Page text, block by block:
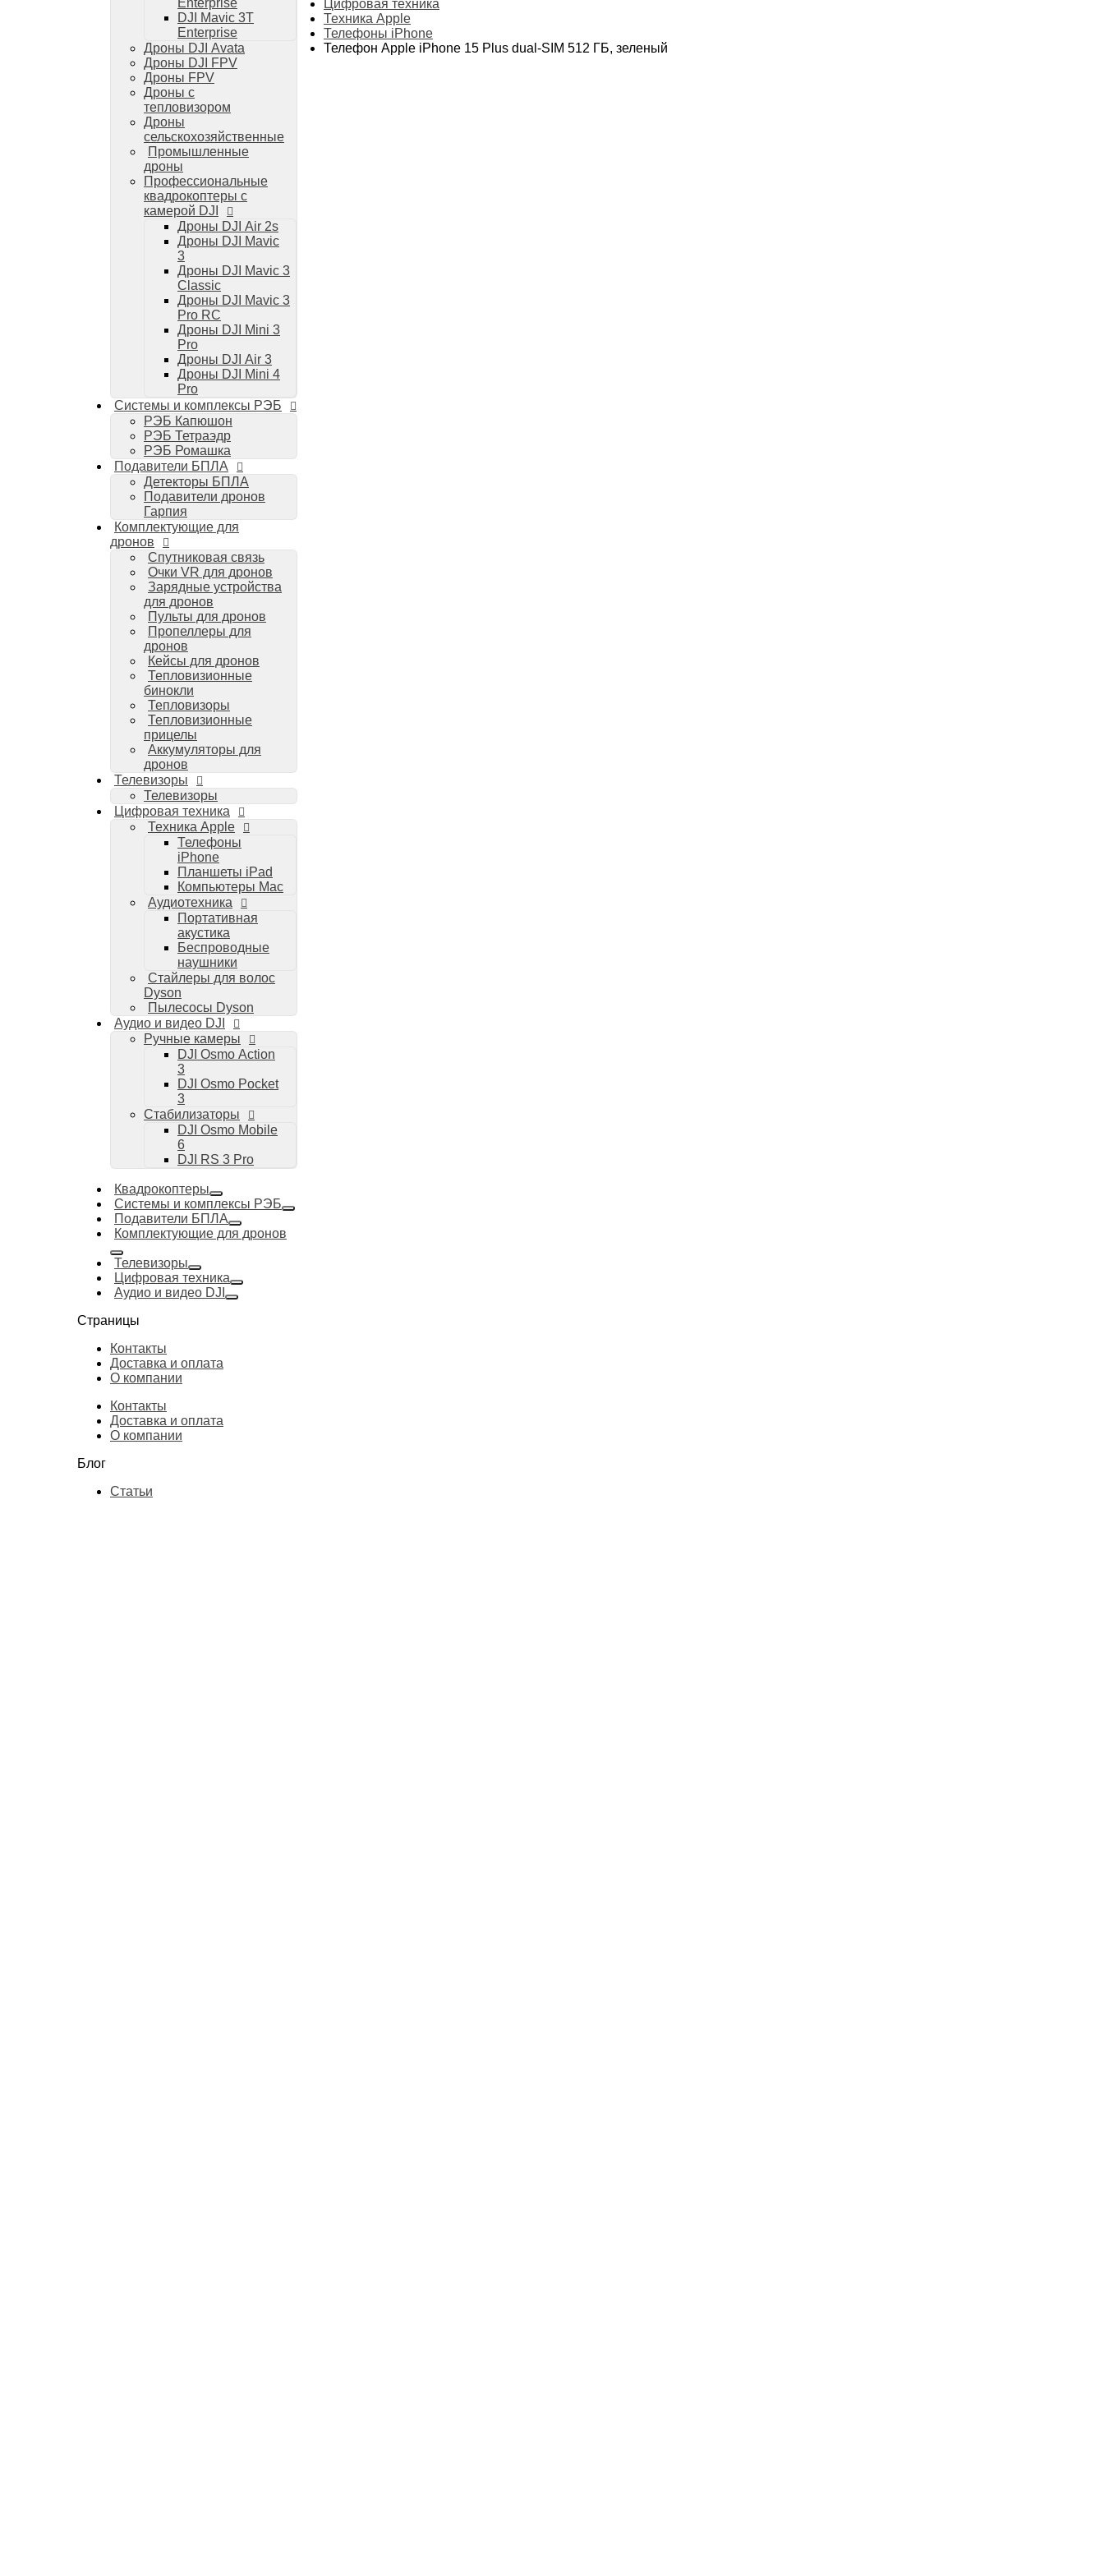
Системы и комплексы РЭБ
РЭБ Тетраэдр
РЭБ Ромашка
Подавители БПЛА
Детекторы БПЛА
Подавители дронов Гарпия
Комплектующие для дронов
Спутниковая связь
Очки VR для дронов
Зарядные устройства для дронов
Пульты для дронов
Пропеллеры для дронов
Кейсы для дронов
Тепловизионные бинокли
Тепловизионные прицелы
Аккумуляторы для дронов
Техника Apple
Телефоны iPhone
Планшеты iPad
Компьютеры Mac
Аудиотехника
Портативная акустика
Беспроводные наушники
Стайлеры для волос Dyson
Пылесосы Dyson
Аудио и видео DJI
Ручные камеры
DJI Osmo Action 3
DJI Osmo Pocket 3
Стабилизаторы
DJI Osmo Mobile 6
DJI RS 3 Pro
Enterprise
DJI Mavic 3T
Enterprise
Дроны DJI Avata
Дроны DJI FPV
Дроны FPV
Дроны с
тепловизором
Дроны
сельскохозяйственные
Промышленные
дроны
Профессиональные
квадрокоптеры с
камерой DJI
Дроны DJI Air 2s
Дроны DJI Mavic
3
Дроны DJI Mavic 3
Classic
Дроны DJI Mavic 3
Pro RC
Дроны DJI Mini 3
Pro
Дроны DJI Air 3
Дроны DJI Mini 4
Pro
Системы и комплексы РЭБ
РЭБ Капюшон
РЭБ Тетраэдр
РЭБ Ромашка
Подавители БПЛА
Детекторы БПЛА
Подавители дронов
Гарпия
Комплектующие для
дронов
Спутниковая связь
Очки VR для дронов
Зарядные устройства
для дронов
Пульты для дронов
Пропеллеры для
дронов
Кейсы для дронов
Тепловизионные
бинокли
Тепловизоры
Тепловизионные
прицелы
Аккумуляторы для
дронов
Телевизоры
Телевизоры
Цифровая техника
Техника Apple
Телефоны
iPhone
Планшеты iPad
Компьютеры Mac
Аудиотехника
Портативная
акустика
Беспроводные
наушники
Стайлеры для волос
Dyson
Пылесосы Dyson
Аудио и видео DJI
Ручные камеры
DJI Osmo Action
3
DJI Osmo Pocket
3
Стабилизаторы
DJI Osmo Mobile
6
DJI RS 3 Pro
Квадрокоптеры
Системы и комплексы РЭБ
Подавители БПЛА
Комплектующие для дронов
Телевизоры
Цифровая техника
Аудио и видео DJI
Страницы
Контакты
Доставка и оплата
О компании
Контакты
Доставка и оплата
О компании
Блог
Статьи
Цифровая техника
Техника Apple
Телефоны iPhone
Телефон Apple iPhone 15 Plus dual-SIM 512 ГБ, зеленый